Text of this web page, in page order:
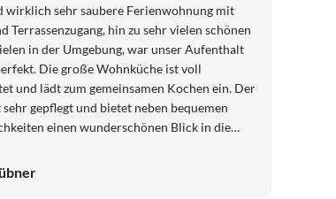
wirklich sehr saubere Ferienwohnung mit
Terrassenzugang, hin zu sehr vielen schönen
in der Umgebung, war unser Aufenthalt
ist voll
und lädt zum gemeinsamen Kochen ein. Der
gepflegt und bietet neben bequemen
einen wunderschönen Blick in die
und Tipps für Wanderungen